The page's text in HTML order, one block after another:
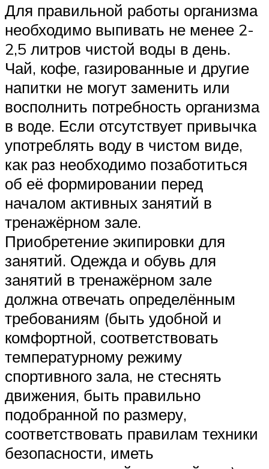
Для правильной работы организма
необходимо выпивать не менее 2-
2,5 литров чистой воды в день.
Чай, кофе, газированные и другие
напитки не могут заменить или
восполнить потребность организма
в воде. Если отсутствует привычка
употреблять воду в чистом виде,
как раз необходимо позаботиться
об её формировании перед
началом активных занятий в
тренажёрном зале.
Приобретение экипировки для
занятий. Одежда и обувь для
занятий в тренажёрном зале
должна отвечать определённым
требованиям (быть удобной и
комфортной, соответствовать
температурному режиму
спортивного зала, не стеснять
движения, быть правильно
подобранной по размеру,
соответствовать правилам техники
безопасности, иметь